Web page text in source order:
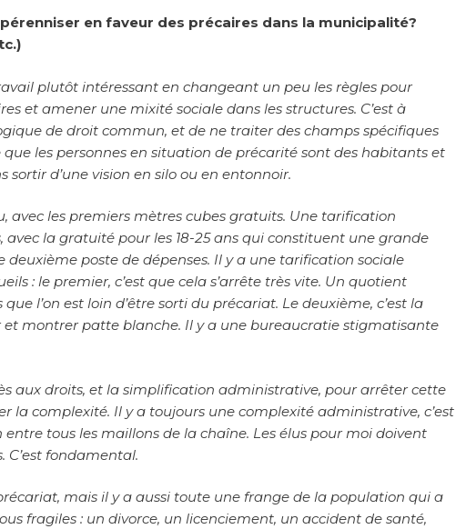
en faveur des précaires dans la municipalité?
plutôt intéressant en changeant un peu les règles pour
et amener une mixité sociale dans les structures. C’est à
de droit commun, et de ne traiter des champs spécifiques
les personnes en situation de précarité sont des habitants et
d’une vision en silo ou en entonnoir.
avec les premiers mètres cubes gratuits. Une tarification
avec la gratuité pour les 18-25 ans qui constituent une grande
poste de dépenses. Il y a une tarification sociale
: le premier, c’est que cela s’arrête très vite. Un quotient
l’on est loin d’être sorti du précariat. Le deuxième, c’est la
montrer patte blanche. Il y a une bureaucratie stigmatisante
aux droits, et la simplification administrative, pour arrêter cette
la complexité. Il y a toujours une complexité administrative, c’est
entre tous les maillons de la chaîne. Les élus pour moi doivent
C’est fondamental.
mais il y a aussi toute une frange de la population qui a
fragiles : un divorce, un licenciement, un accident de santé,